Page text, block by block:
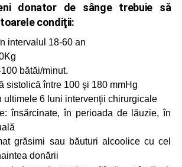
donator de sânge trebuie să
condiţii:
intervalul 18-60 an
bătăi/minut.
sistolică între 100 şi 180 mmHg
ultimele 6 luni intervenţii chirurgicale
însărcinate, în perioada de lăuzie, în
grăsimi sau băuturi alcoolice cu cel
donării